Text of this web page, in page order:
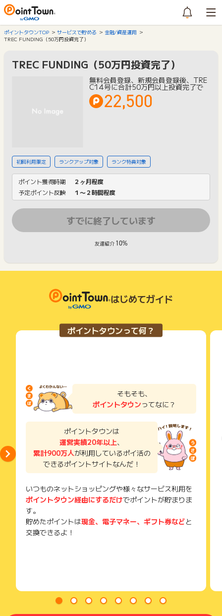
ポイントタウンTOP サービスで貯める
金融/資産運用
TREC FUNDING（50万円投資完了）
TREC FUNDING（50万円投資完了）
無料会員登録、新規会員登録後、TRE
C14号に合計50万円以上投資完了で
22,500
初回利用限定 ランクアップ対象 ランク特典対象
ポイント獲得時期
２ヶ月程度
予定ポイント反映
１〜２時間程度
すでに終了しています
友達紹介 10%
はじめてガイド
ポイントタウンって何？
そもそも、
ポイントタウンってなに？
ポイントタウンは
運営実績20年以上、
累計900万人が利用しているポイ活の
できるポイントサイトなんだ！
いつものネットショッピングや様々なサービス利用を
ポイントタウン経由にするだけでポイントが貯まりま
す。
貯めたポイントは現金、電子マネー、ギフト券などと
交換できるよ！